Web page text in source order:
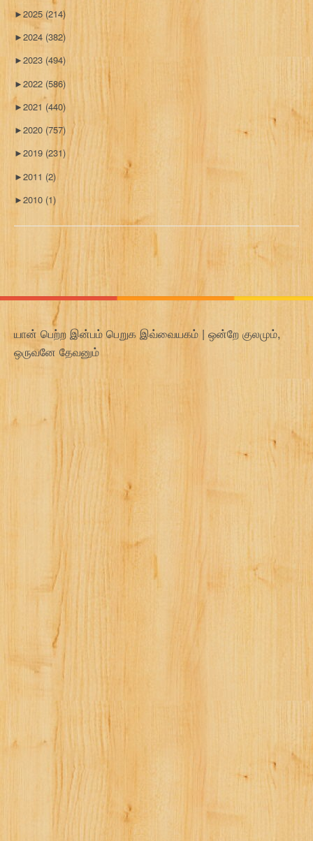
►2025 (214)
►2024 (382)
►2023 (494)
►2022 (586)
►2021 (440)
►2020 (757)
►2019 (231)
►2011 (2)
►2010 (1)
யான் பெற்ற இன்பம் பெறுக இவ்வையகம் | ஒன்றே குலமும்,
ஒருவனே தேவனும்